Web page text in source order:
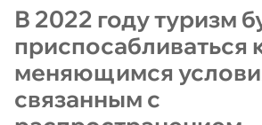
В 2022 году туризм
приспосабливаться
меняющимся
связанным с